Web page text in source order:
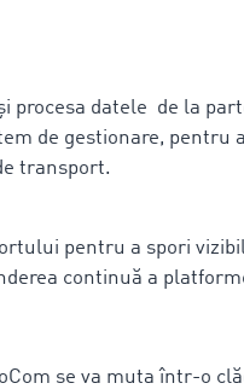
procesa datele de la
de gestionare, pentru
transport.
pentru a spori
continuă a
se va muta într-o